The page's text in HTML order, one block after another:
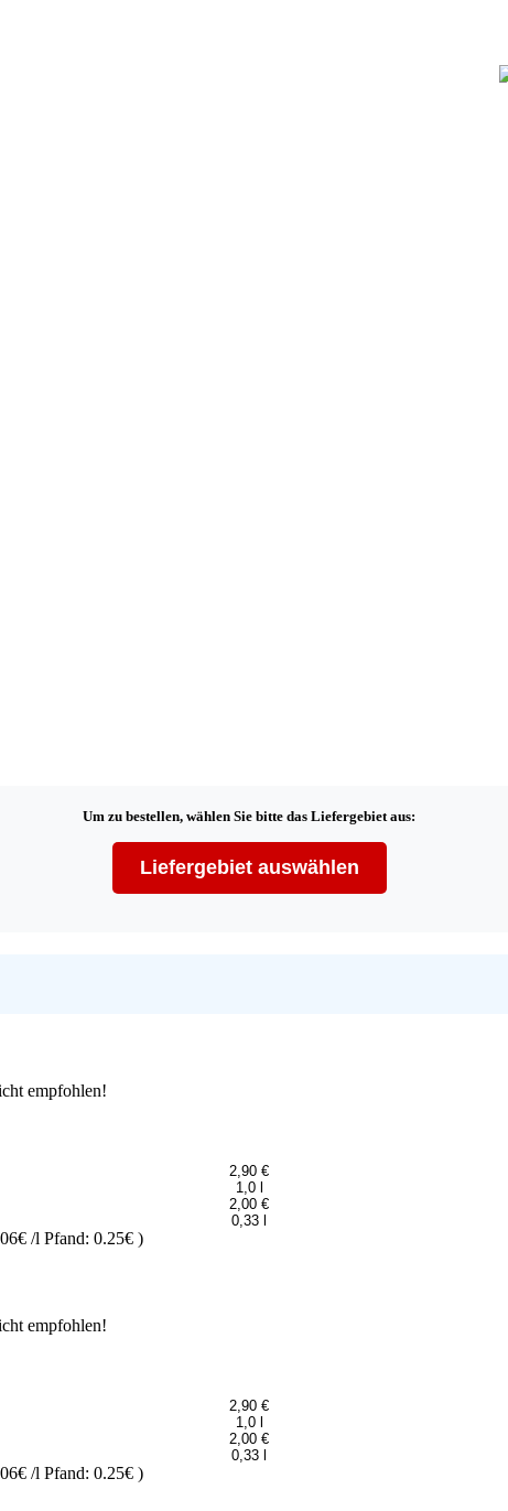
Um zu bestellen, wählen Sie bitte das Liefergebiet aus:
Liefergebiet auswählen
empfohlen!
2,90 €
1,0 l
2,00 €
0,33 l
/l Pfand: 0.25€ )
empfohlen!
2,90 €
1,0 l
2,00 €
0,33 l
/l Pfand: 0.25€ )